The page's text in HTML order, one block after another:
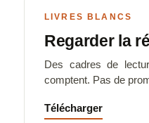
LIVRES BLANCS
Regarder la
Des cadres de
comptent. Pas de
Télécharger